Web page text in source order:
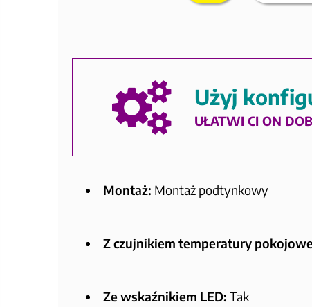
Użyj
UŁATWI CI ON
Montaż: Montaż podtynkowy
Z czujnikiem temperatury
Ze wskaźnikiem LED: Tak